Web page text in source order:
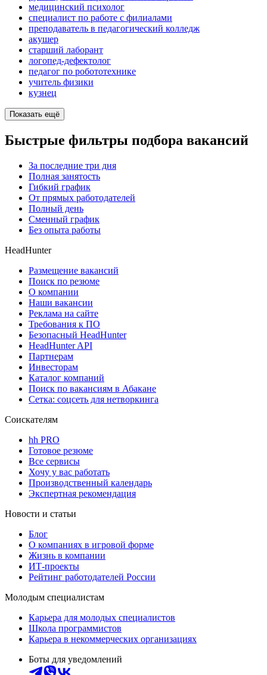
медицинский психолог
специалист по работе с филиалами
преподаватель в педагогический колледж
акушер
старший лаборант
логопед-дефектолог
педагог по робототехнике
учитель физики
кузнец
Показать ещё
Быстрые фильтры подбора вакансий
За последние три дня
Полная занятость
Гибкий график
От прямых работодателей
Полный день
Сменный график
Без опыта работы
HeadHunter
Размещение вакансий
Поиск по резюме
О компании
Наши вакансии
Реклама на сайте
Требования к ПО
Безопасный HeadHunter
HeadHunter API
Партнерам
Инвесторам
Каталог компаний
Поиск по вакансиям в Абакане
Сетка: соцсеть для нетворкинга
Соискателям
hh PRO
Готовое резюме
Все сервисы
Хочу у вас работать
Производственный календарь
Экспертная рекомендация
Новости и статьи
Блог
О компаниях в игровой форме
Жизнь в компании
ИТ-проекты
Рейтинг работодателей России
Молодым специалистам
Карьера для молодых специалистов
Школа программистов
Карьера в некоммерческих организациях
Боты для уведомлений